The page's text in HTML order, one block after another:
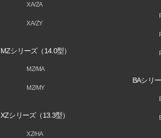
XA/ZA
XA/ZY
MZシリーズ（14.0型）
MZ/MA
MZ/MY
XZシリーズ（13.3型）
XZ/HA
BAシリ